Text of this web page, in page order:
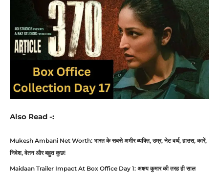
Also Read -:
Mukesh Ambani Net Worth: भारत के सबसे अमीर व्यक्ति, उम्र, नेट वर्थ, हाउस, कारें,
निवेश, वेतन और बहुत कुछ!
Maidaan Trailer Impact At Box Office Day 1: अक्षय कुमार की तरह ही साल